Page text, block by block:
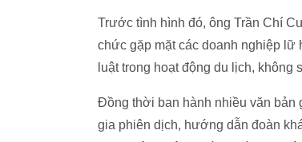
Trước tình hình đó, ông Trần Chí
chức gặp mặt các doanh nghiệp lữ
luật trong hoạt động du lịch,
Đồng thời ban hành nhiều văn
gia phiên dịch, hướng dẫn đoàn